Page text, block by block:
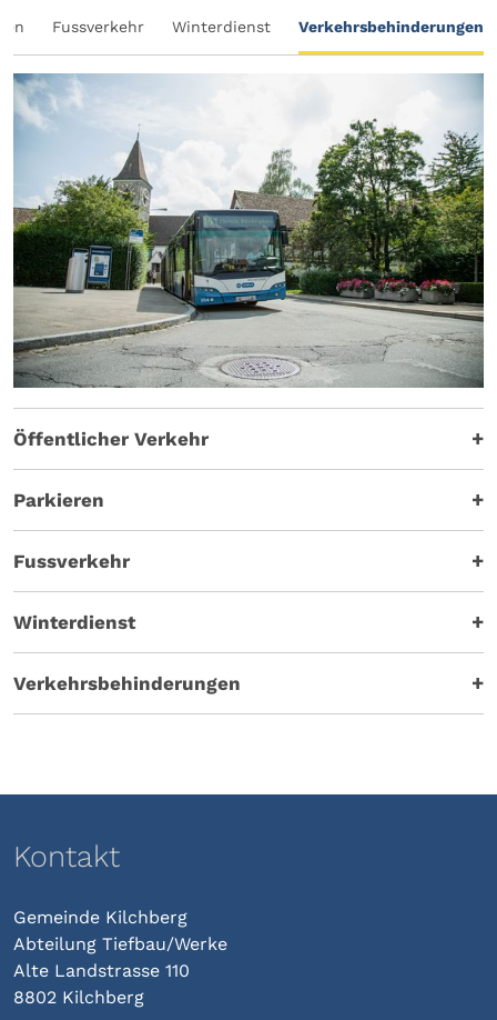
Fussverkehr Winterdienst Verkehrsbehinderungen
Öffentlicher Verkehr
Parkieren
Fussverkehr
Winterdienst
Verkehrsbehinderungen
Kontakt
Gemeinde Kilchberg
Abteilung Tiefbau/Werke
Alte Landstrasse 110
8802 Kilchberg